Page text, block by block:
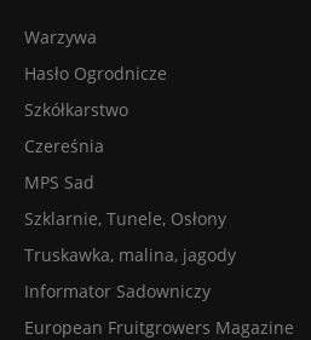
Warzywa
Hasło Ogrodnicze
Szkółkarstwo
Czereśnia
MPS Sad
Szklarnie, Tunele, Osłony
Truskawka, malina, jagody
Informator Sadowniczy
European Fruitgrowers Magazine